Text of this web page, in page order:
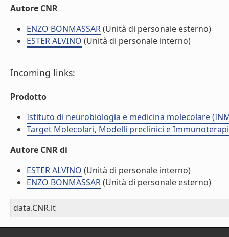
Autore CNR
ENZO BONMASSAR(Unità di personale esterno)
ESTER ALVINO (Unità di personale interno)
Incoming links:
Prodotto
Istituto di neurobiologia e medicina molecolare
Target Molecolari, Modelli preclinici e
Autore CNR di
ESTER ALVINO (Unità di personale interno)
ENZO BONMASSAR(Unità di personale esterno)
data.CNR.it